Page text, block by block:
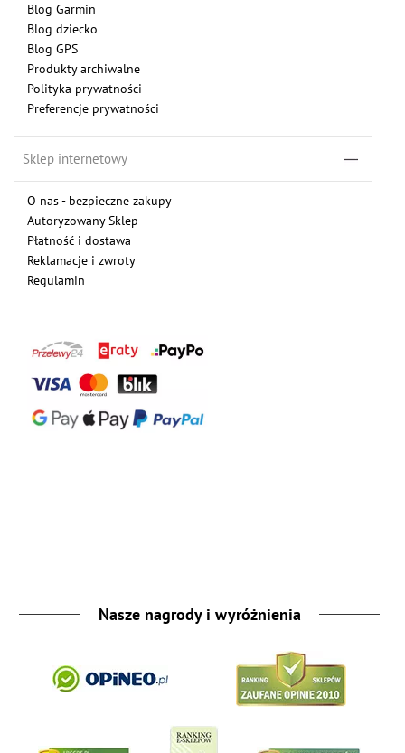
Blog Garmin
Blog dziecko
Blog GPS
Produkty archiwalne
Polityka prywatności
Preferencje prywatności
Sklep internetowy
O nas - bezpieczne zakupy
Autoryzowany Sklep
Płatność i dostawa
Reklamacje i zwroty
Regulamin
Nasze nagrody i wyróżnienia